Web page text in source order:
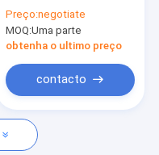
cacifo que desliza o
vestuário da porta
do espelho
Preço:negotiate
MOQ:Uma parte
obtenha o ultimo preço
contacto